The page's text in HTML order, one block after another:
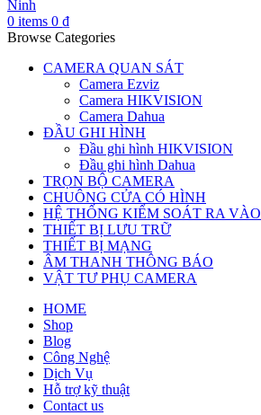
0 items 0 ₫
Browse Categories
CAMERA QUAN SÁT
Camera Ezviz
Camera HIKVISION
Camera Dahua
ĐẦU GHI HÌNH
Đầu ghi hình HIKVISION
Đầu ghi hình Dahua
TRỌN BỘ CAMERA
CHUÔNG CỬA CÓ HÌNH
HỆ THỐNG KIỂM SOÁT RA VÀO
THIẾT BỊ LƯU TRỮ
THIẾT BỊ MẠNG
ÂM THANH THÔNG BÁO
VẬT TƯ PHỤ CAMERA
HOME
Shop
Blog
Công Nghệ
Dịch Vụ
Hỗ trợ kỹ thuật
Contact us